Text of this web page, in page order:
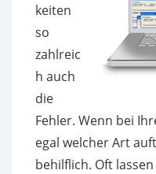
keiten
so
zahlreic
h auch
die
Fehler. Wenn bei
egal welcher Art
behilflich. Oft